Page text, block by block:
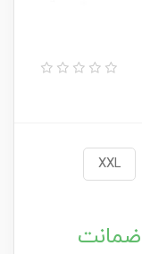
XXL